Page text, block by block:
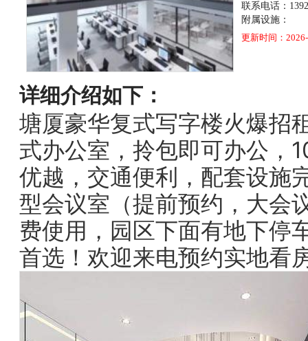
联系电话：
附属设施：
更新时间：
详细介绍如下：
塘厦豪华复式写字楼火爆招
式办公室，拎包即可办公，
优越，交通便利，配套设施
型会议室（提前预约，大会
费使用，园区下面有地下停
首选！欢迎来电预约实地看